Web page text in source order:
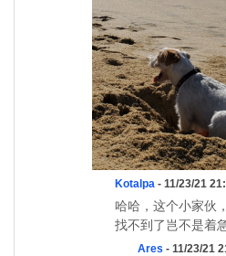
Kotalpa - 11/23/21
哈哈，这个小家伙
找不到了岂不是着
Ares - 11/23/21